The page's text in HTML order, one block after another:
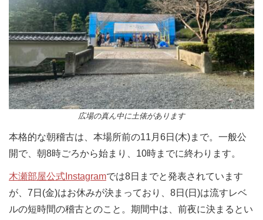
広場の真ん中に土俵があります
本格的な朝稽古は、本場所前の11月6日(木)まで。一般公
開で、朝8時ごろから始まり、10時までに終わります。
木瀬部屋公式Instagramでは8日までと発表されています
が、7日(金)はお休みが決まっており、8日(日)は流すレベ
ルの短時間の稽古とのこと。期間中は、前夜に決まるとい